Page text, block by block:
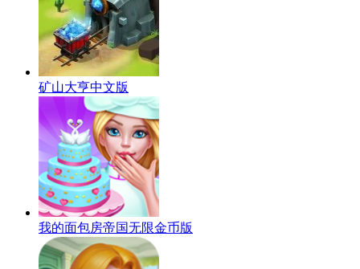
矿山大亨中文版
我的面包房帝国无限金币版